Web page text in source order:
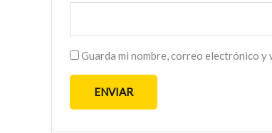
Guarda mi nombre, correo electrónico y